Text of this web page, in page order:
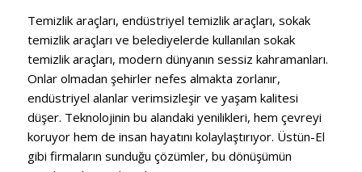
Temizlik araçları, endüstriyel temizlik araçları, sokak
temizlik araçları ve belediyelerde kullanılan sokak
temizlik araçları, modern dünyanın sessiz kahramanları.
Onlar olmadan şehirler nefes almakta zorlanır,
endüstriyel alanlar verimsizleşir ve yaşam kalitesi
düşer. Teknolojinin bu alandaki yenilikleri, hem çevreyi
koruyor hem de insan hayatını kolaylaştırıyor. Üstün-El
gibi firmaların sunduğu çözümler, bu dönüşümün